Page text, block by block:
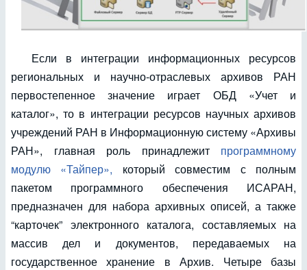
Если в интеграции информационных ресурсов
региональных и научно-отраслевых архивов РАН
первостепенное значение играет ОБД «Учет и
каталог», то в интеграции ресурсов научных архивов
учреждений РАН в Информационную систему «Архивы
РАН», главная роль принадлежит программному
модулю «Тайпер», который совместим с полным
пакетом программного обеспечения ИСАРАН,
предназначен для набора архивных описей, а также
“карточек” электронного каталога, составляемых на
массив дел и документов, передаваемых на
государственное хранение в Архив. Четыре базы